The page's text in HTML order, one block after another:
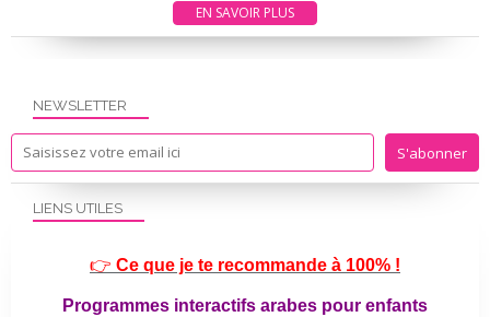
EN SAVOIR PLUS
NEWSLETTER
LIENS UTILES
👉 Ce que je te recommande à 100% !
Programmes interactifs arabes pour enfants